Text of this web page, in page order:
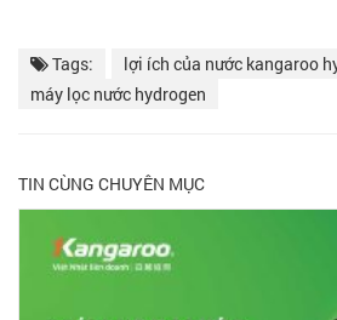
Tags:
lợi ích của nước kangaroo
máy lọc nước hydrogen
TIN CÙNG CHUYÊN MỤC